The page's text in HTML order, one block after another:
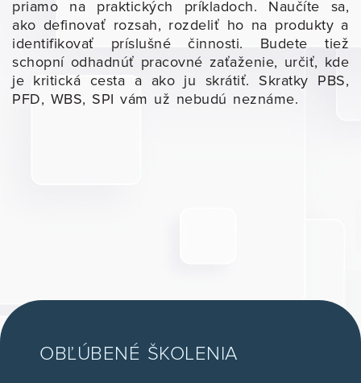
priamo na praktických príkladoch. Naučíte sa,
ako definovať rozsah, rozdeliť ho na produkty a
identifikovať príslušné činnosti. Budete tiež
schopní odhadnúť pracovné zaťaženie, určiť, kde
je kritická cesta a ako ju skrátiť. Skratky PBS,
PFD, WBS, SPI vám už nebudú neznáme.
OBĽÚBENÉ ŠKOLENIA